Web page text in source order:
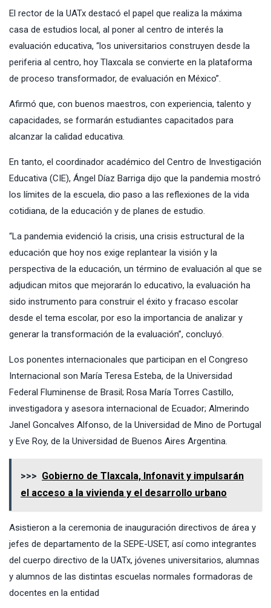
El rector de la UATx destacó el papel que realiza la máxima
casa de estudios local, al poner al centro de interés la
evaluación educativa, “los universitarios construyen desde la
periferia al centro, hoy Tlaxcala se convierte en la plataforma
de proceso transformador, de evaluación en México”.
Afirmó que, con buenos maestros, con experiencia, talento y
capacidades, se formarán estudiantes capacitados para
alcanzar la calidad educativa.
En tanto, el coordinador académico del Centro de Investigación
Educativa (CIE), Ángel Díaz Barriga dijo que la pandemia mostró
los límites de la escuela, dio paso a las reflexiones de la vida
cotidiana, de la educación y de planes de estudio.
“La pandemia evidenció la crisis, una crisis estructural de la
educación que hoy nos exige replantear la visión y la
perspectiva de la educación, un término de evaluación al que se
adjudican mitos que mejorarán lo educativo, la evaluación ha
sido instrumento para construir el éxito y fracaso escolar
desde el tema escolar, por eso la importancia de analizar y
generar la transformación de la evaluación”, concluyó.
Los ponentes internacionales que participan en el Congreso
Internacional son María Teresa Esteba, de la Universidad
Federal Fluminense de Brasil; Rosa María Torres Castillo,
investigadora y asesora internacional de Ecuador; Almerindo
Janel Goncalves Alfonso, de la Universidad de Mino de Portugal
y Eve Roy, de la Universidad de Buenos Aires Argentina.
>>> Gobierno de Tlaxcala, Infonavit y impulsarán
el acceso a la vivienda y el desarrollo urbano
Asistieron a la ceremonia de inauguración directivos de área y
jefes de departamento de la SEPE-USET, así como integrantes
del cuerpo directivo de la UATx, jóvenes universitarios, alumnas
y alumnos de las distintas escuelas normales formadoras de
docentes en la entidad